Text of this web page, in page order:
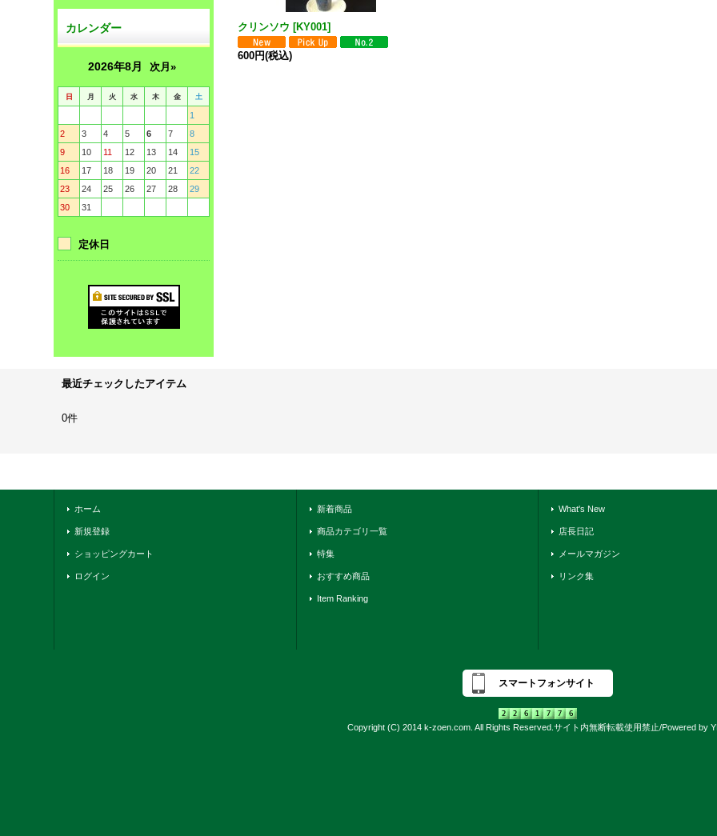
カレンダー
2026年8月 次月»
日 月 火 水 木 金 土
1
2
3 4 5 6 7
8
9
10 11 12 13 14
15
16
17 18 19 20 21
22
23
24 25 26 27 28
29
30
31
定休日
クリンソウ [KY001]
600円(税込)
最近チェックしたアイテム
0件
ホーム
新規登録
ショッピングカート
ログイン
新着商品
商品カテゴリ一覧
特集
おすすめ商品
Item Ranking
What's New
店長日記
メールマガジン
リンク集
スマートフォンサイト
Copyright (C) 2014 k-zoen.com. All Rights Reserved.サイト内無断転載使用禁止/Powered by